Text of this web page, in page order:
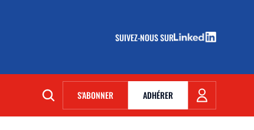
SUIVEZ-NOUS SUR
(NOUVELLE FENÊTRE)
S'ABONNER(NOUVELLE FENÊTRE)
ADHÉRER